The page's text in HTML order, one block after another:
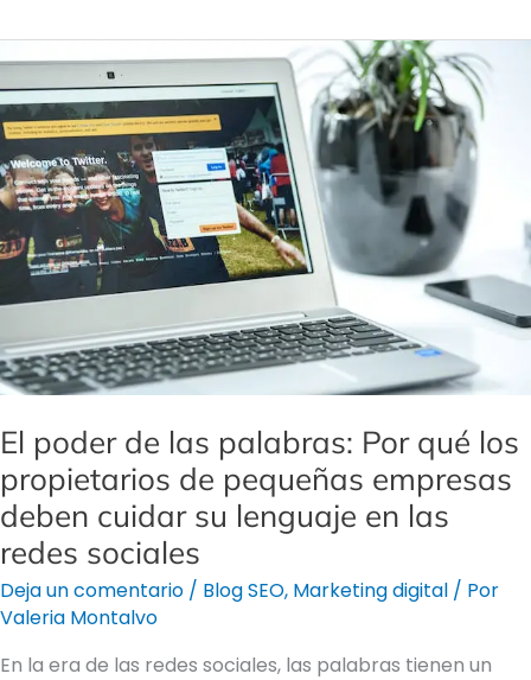
El poder de las palabras: Por qué los
propietarios de pequeñas empresas
deben cuidar su lenguaje en las
redes sociales
Deja un comentario / Blog SEO, Marketing digital / Por
Valeria Montalvo
En la era de las redes sociales, las palabras tienen un
El
poder
de
las
palabras:
Por
qué
propietarios
pequeñas
empresas
deben
cuidar
su
lenguaje
en
las
redes